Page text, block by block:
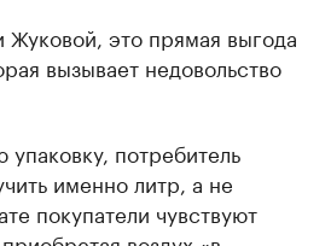
Жуковой, это прямая выгода
вызывает недовольство
упаковку, потребитель
именно литр, а не
покупатели чувствуют